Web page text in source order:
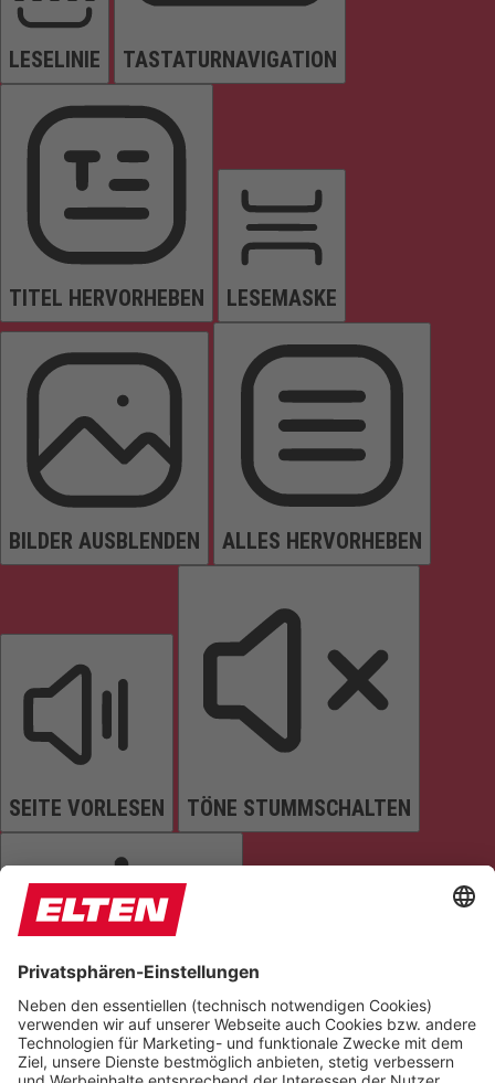
LESELINIE TASTATURNAVIGATION
TITEL HERVORHEBEN LESEMASKE
BILDER AUSBLENDEN ALLES HERVORHEBEN
SEITE VORLESEN TÖNE STUMMSCHALTEN
ANIMATIONEN STOPPEN